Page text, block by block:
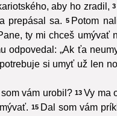
aby ho zradil, 3
prepásal sa. 5 Potom
ty mi chceš umývať
odpovedal: „Ak ťa
si umyť už len
vám urobil? 13 Vy ma
15 Dal som vám